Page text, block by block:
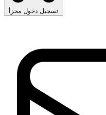
تسجيل دخول مجزأ